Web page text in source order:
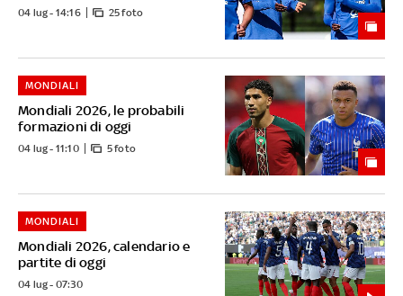
04 lug - 14:16 25 foto
Mondiali 2026, le probabili
formazioni di oggi
MONDIALI
04 lug - 11:10 5 foto
Mondiali 2026, calendario e
partite di oggi
MONDIALI
04 lug - 07:30